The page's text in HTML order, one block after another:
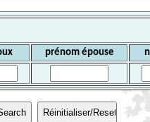
prénom épouse